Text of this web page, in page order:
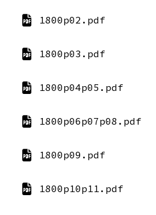
1800p02.pdf
1800p03.pdf
1800p04p05.pdf
1800p06p07p08.pdf
1800p09.pdf
1800p10p11.pdf